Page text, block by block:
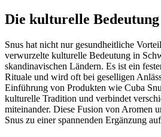
Die kulturelle Bedeutung
Snus hat nicht nur gesundheitliche
verwurzelte kulturelle Bedeutung in
skandinavischen Ländern. Es ist ein
Rituale und wird oft bei geselligen
Einführung von Produkten wie Cuba
kulturelle Tradition und verbindet
miteinander. Diese Fusion von Aromen
Snus zu einer spannenden Ergänzung